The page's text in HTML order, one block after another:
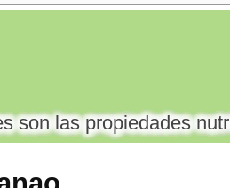
son las propiedades